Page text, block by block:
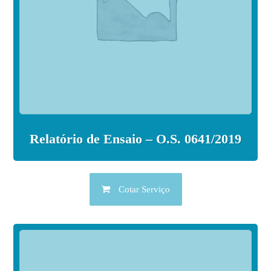
Relatório de Ensaio – O.S. 0641/2019
Cotar Serviço